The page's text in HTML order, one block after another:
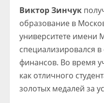
Виктор Зинчук
образование в
университете имени
специализировался
финансов. Во время
как отличного
золотых медалей за